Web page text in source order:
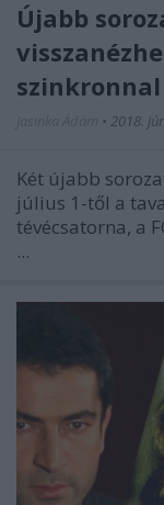
Újabb
szinkronnal
• 2018.
Két újabb
július 1-től a
tévécsatorna, a
...